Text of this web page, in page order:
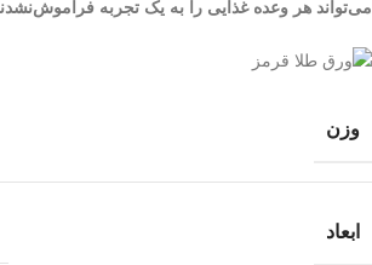
می‌تواند هر وعده غذایی را به یک تجربه
وزن
ابعاد